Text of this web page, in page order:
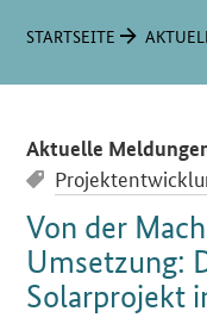
Sie sind hier:
STARTSEITE
Aktuelle
Von der
Umsetzung:
Solarprojekt